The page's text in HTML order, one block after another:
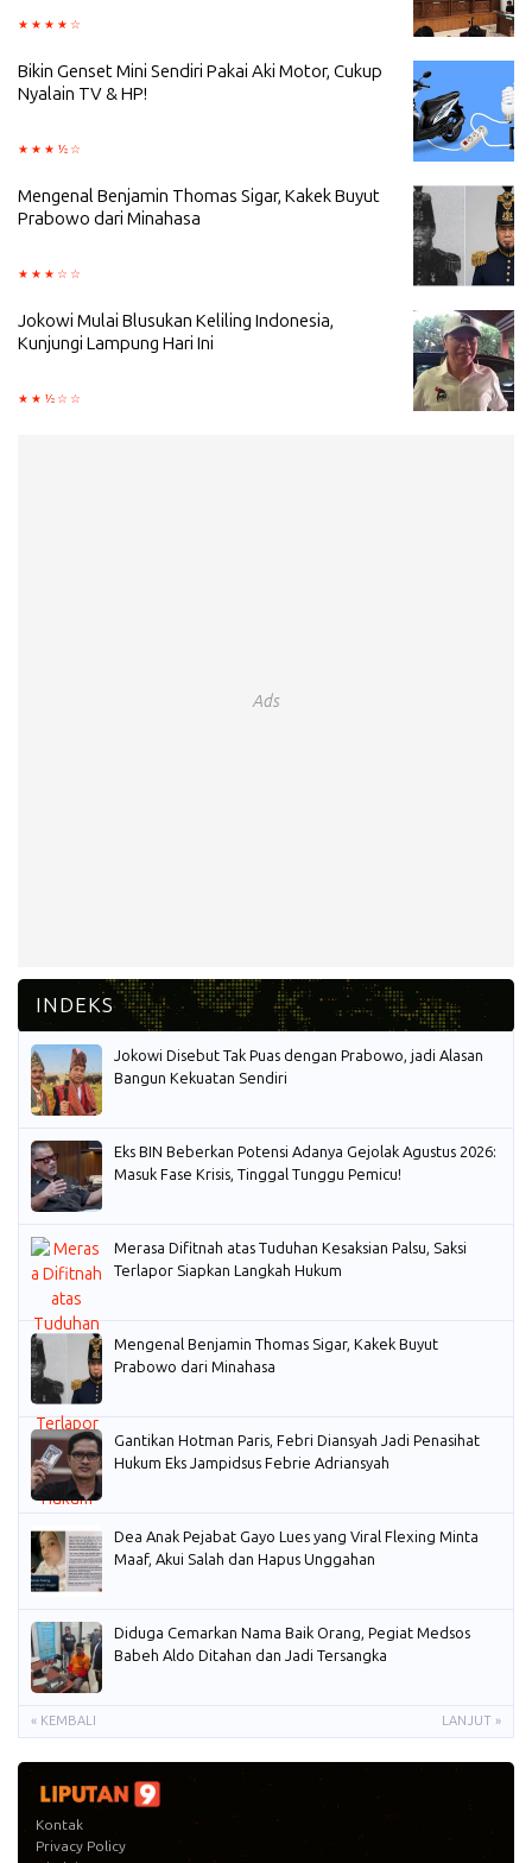
Bikin Genset Mini Sendiri Pakai Aki Motor, Cukup
Nyalain TV & HP!
Mengenal Benjamin Thomas Sigar, Kakek Buyut
Prabowo dari Minahasa
Jokowi Mulai Blusukan Keliling Indonesia,
Kunjungi Lampung Hari Ini
Ads
Jokowi Disebut Tak Puas dengan Prabowo, jadi Alasan
Bangun Kekuatan Sendiri
Eks BIN Beberkan Potensi Adanya Gejolak Agustus 2026:
Masuk Fase Krisis, Tinggal Tunggu Pemicu!
Merasa Difitnah atas Tuduhan Kesaksian Palsu, Saksi
Terlapor Siapkan Langkah Hukum
Mengenal Benjamin Thomas Sigar, Kakek Buyut
Prabowo dari Minahasa
Gantikan Hotman Paris, Febri Diansyah Jadi Penasihat
Hukum Eks Jampidsus Febrie Adriansyah
Dea Anak Pejabat Gayo Lues yang Viral Flexing Minta
Maaf, Akui Salah dan Hapus Unggahan
Diduga Cemarkan Nama Baik Orang, Pegiat Medsos
Babeh Aldo Ditahan dan Jadi Tersangka
« KEMBALI LANJUT »
Kontak
Privacy Policy